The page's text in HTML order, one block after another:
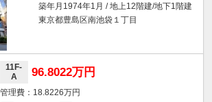
築年月1974年1月 / 地上12階建/地下1階建
東京都豊島区南池袋１丁目
11F-
A
96.8022万円
18.8226万円